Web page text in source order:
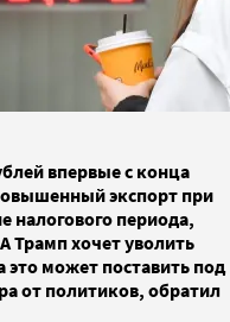
впервые с конца
экспорт при
периода,
Трамп хочет уволить
может поставить под
от политиков, обратил